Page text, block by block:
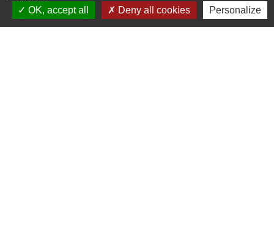
OK, accept all
Deny all cookies Personalize